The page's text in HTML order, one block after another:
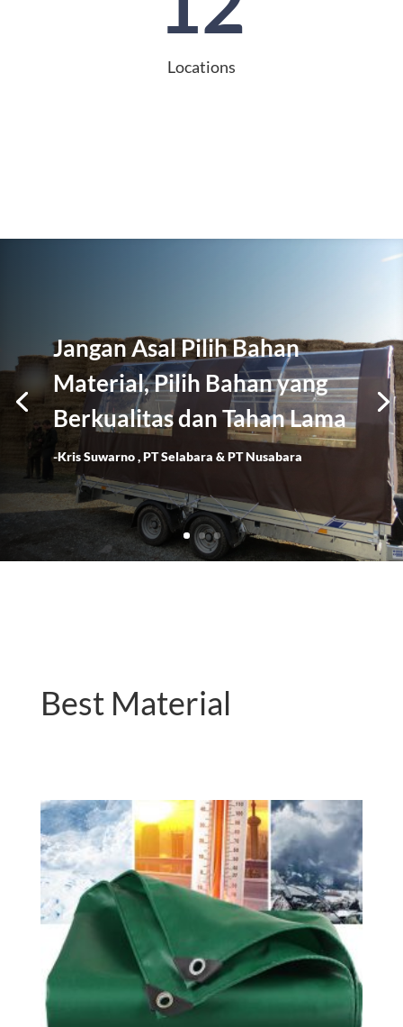
Locations
Jangan Asal Pilih Bahan
Material, Pilih Bahan yang
Berkualitas dan Tahan Lama
-Kris Suwarno , PT Selabara & PT Nusabara
Best Material